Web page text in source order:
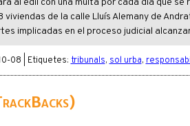
al edil con una multa por cada día que
viviendas de la calle Lluís Alemany de
implicadas en el proceso judicial
08 | Etiquetes: tribunals, sol urba,